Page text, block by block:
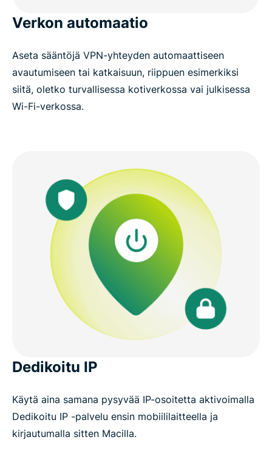
Verkon automaatio
Aseta sääntöjä VPN-yhteyden automaattiseen
avautumiseen tai katkaisuun, riippuen esimerkiksi
siitä, oletko turvallisessa kotiverkossa vai julkisessa
Wi-Fi-verkossa.
Dedikoitu IP
Käytä aina samana pysyvää IP-osoitetta aktivoimalla
Dedikoitu IP -palvelu ensin mobiililaitteella ja
kirjautumalla sitten Macilla.